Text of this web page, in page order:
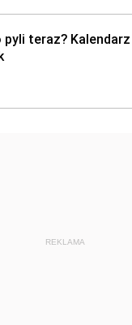
pyli teraz?
REKLAMA